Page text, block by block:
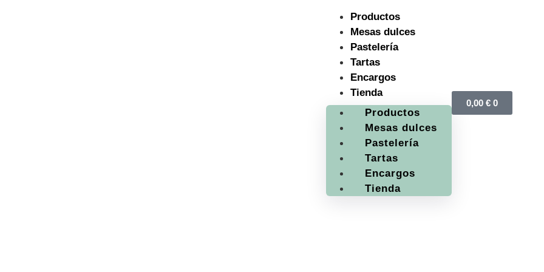
Productos
Mesas dulces
Pastelería
Tartas
Encargos
Tienda
Productos
Mesas dulces
Pastelería
Tartas
Encargos
Tienda
0,00 € 0